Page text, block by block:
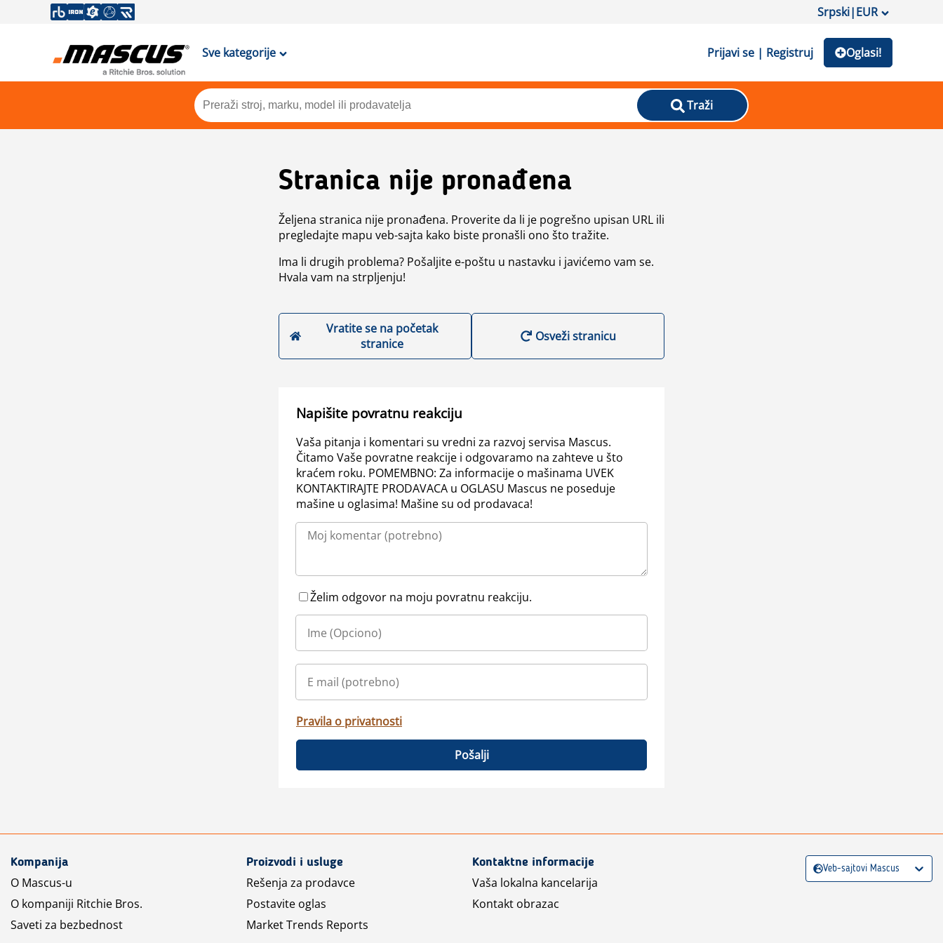
Srpski|EUR
Sve kategorije Prijavi se | Registruj Oglasi!
Traži
Stranica nije pronađena
Željena stranica nije pronađena. Proverite da li je pogrešno upisan URL ili
pregledajte mapu veb-sajta kako biste pronašli ono što tražite.
Ima li drugih problema? Pošaljite e-poštu u nastavku i javićemo vam se.
Hvala vam na strpljenju!
Vratite se na početak
stranice
Osveži stranicu
Napišite povratnu reakciju
Vaša pitanja i komentari su vredni za razvoj servisa Mascus.
Čitamo Vaše povratne reakcije i odgovaramo na zahteve u što
kraćem roku. POMEMBNO: Za informacije o mašinama UVEK
KONTAKTIRAJTE PRODAVACA u OGLASU Mascus ne poseduje
mašine u oglasima! Mašine su od prodavaca!
Želim odgovor na moju povratnu reakciju.
Pravila o privatnosti
Pošalji
Kompanija
O Mascus-u
O kompaniji Ritchie Bros.
Saveti za bezbednost
Proizvodi i usluge
Rešenja za prodavce
Postavite oglas
Market Trends Reports
Kontaktne informacije
Vaša lokalna kancelarija
Kontakt obrazac
Veb-sajtovi Mascus